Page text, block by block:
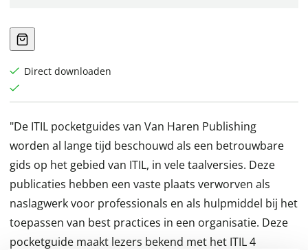
Direct downloaden
"De ITIL pocketguides van Van Haren Publishing
worden al lange tijd beschouwd als een betrouwbare
gids op het gebied van ITIL, in vele taalversies. Deze
publicaties hebben een vaste plaats verworven als
naslagwerk voor professionals en als hulpmiddel bij het
toepassen van best practices in een organisatie. Deze
pocketguide maakt lezers bekend met het ITIL 4